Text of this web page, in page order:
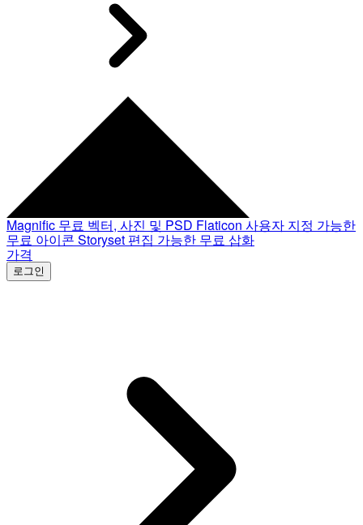
Magnific 무료 벡터, 사진 및 PSD Flaticon 사용자 지정 가능한
무료 아이콘 Storyset 편집 가능한 무료 삽화
가격
로그인